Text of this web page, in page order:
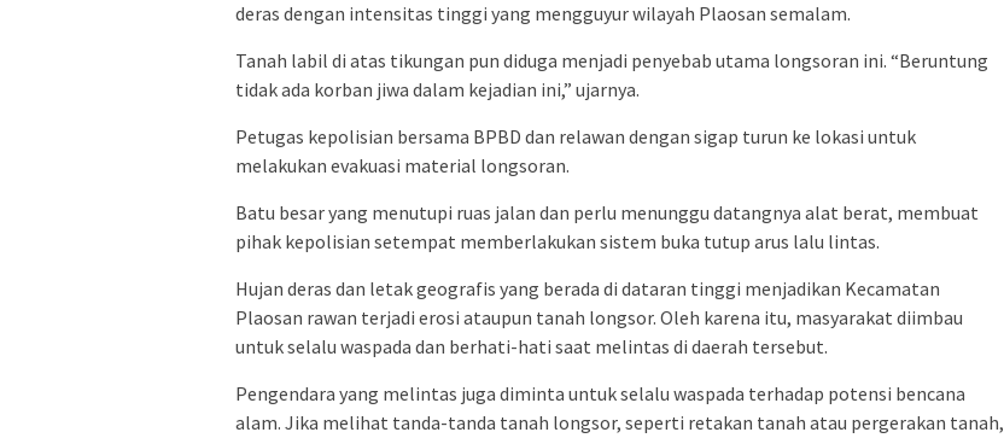
deras dengan intensitas tinggi yang mengguyur wilayah Plaosan semalam.
Tanah labil di atas tikungan pun diduga menjadi penyebab utama longsoran ini. “Beruntung
tidak ada korban jiwa dalam kejadian ini,” ujarnya.
Petugas kepolisian bersama BPBD dan relawan dengan sigap turun ke lokasi untuk
melakukan evakuasi material longsoran.
Batu besar yang menutupi ruas jalan dan perlu menunggu datangnya alat berat, membuat
pihak kepolisian setempat memberlakukan sistem buka tutup arus lalu lintas.
Hujan deras dan letak geografis yang berada di dataran tinggi menjadikan Kecamatan
Plaosan rawan terjadi erosi ataupun tanah longsor. Oleh karena itu, masyarakat diimbau
untuk selalu waspada dan berhati-hati saat melintas di daerah tersebut.
Pengendara yang melintas juga diminta untuk selalu waspada terhadap potensi bencana
alam. Jika melihat tanda-tanda tanah longsor, seperti retakan tanah atau pergerakan tanah,